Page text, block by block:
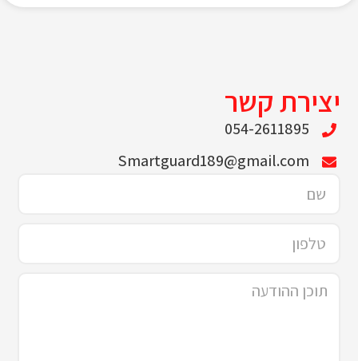
יצירת קשר
054-2611895
Smartguard189@gmail.com